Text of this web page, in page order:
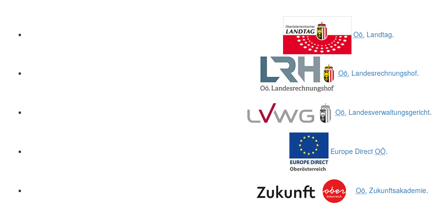
Oö. Landtag.
Oö. Landesrechnungshof.
Oö. Landesverwaltungsgericht.
Europe Direct OÖ.
Oö. Zukunftsakademie.